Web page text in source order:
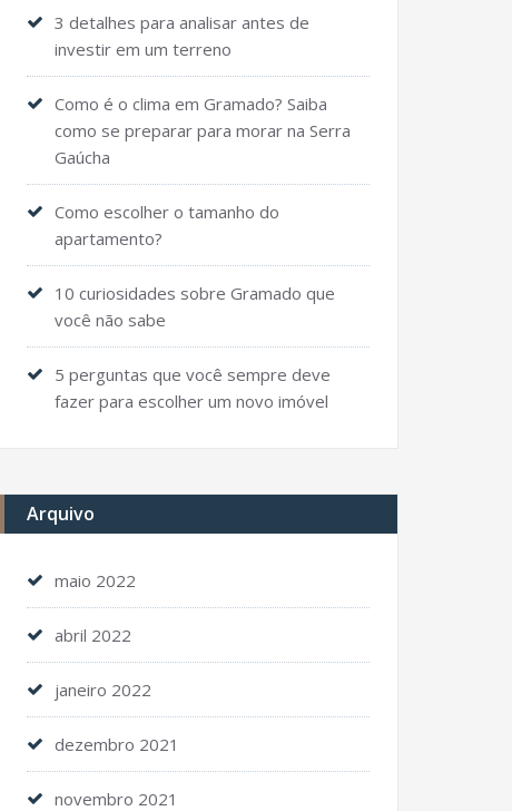
3 detalhes para analisar antes de
investir em um terreno
Como é o clima em Gramado? Saiba
como se preparar para morar na Serra
Gaúcha
Como escolher o tamanho do
apartamento?
10 curiosidades sobre Gramado que
você não sabe
5 perguntas que você sempre deve
fazer para escolher um novo imóvel
Arquivo
maio 2022
abril 2022
janeiro 2022
dezembro 2021
novembro 2021